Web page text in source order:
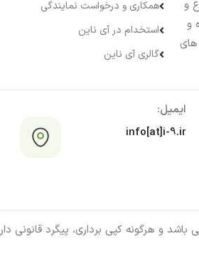
و
و
های
همکاری و درخواست نمایندگی
استخدام در آی ناین
گالری آی ناین
ایمیل:
info[at]i-9.ir
باشد و هرگونه کپی برداری، پیگرد قانونی